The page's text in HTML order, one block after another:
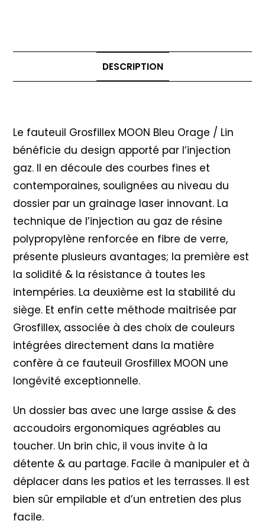
DESCRIPTION
Le fauteuil Grosfillex MOON Bleu Orage / Lin
bénéficie du design apporté par l’injection
gaz. Il en découle des courbes fines et
contemporaines, soulignées au niveau du
dossier par un grainage laser innovant. La
technique de l’injection au gaz de résine
polypropylène renforcée en fibre de verre,
présente plusieurs avantages; la première est
la solidité & la résistance à toutes les
intempéries. La deuxième est la stabilité du
siège. Et enfin cette méthode maitrisée par
Grosfillex, associée à des choix de couleurs
intégrées directement dans la matière
confère à ce fauteuil Grosfillex MOON une
longévité exceptionnelle.
Un dossier bas avec une large assise & des
accoudoirs ergonomiques agréables au
toucher. Un brin chic, il vous invite à la
détente & au partage. Facile à manipuler et à
déplacer dans les patios et les terrasses. Il est
bien sûr empilable et d’un entretien des plus
facile.